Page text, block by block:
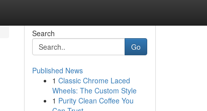
Search
Go
Published News
1 Classic Chrome Laced
Wheels: The Custom Style
1 Purity Clean Coffee You